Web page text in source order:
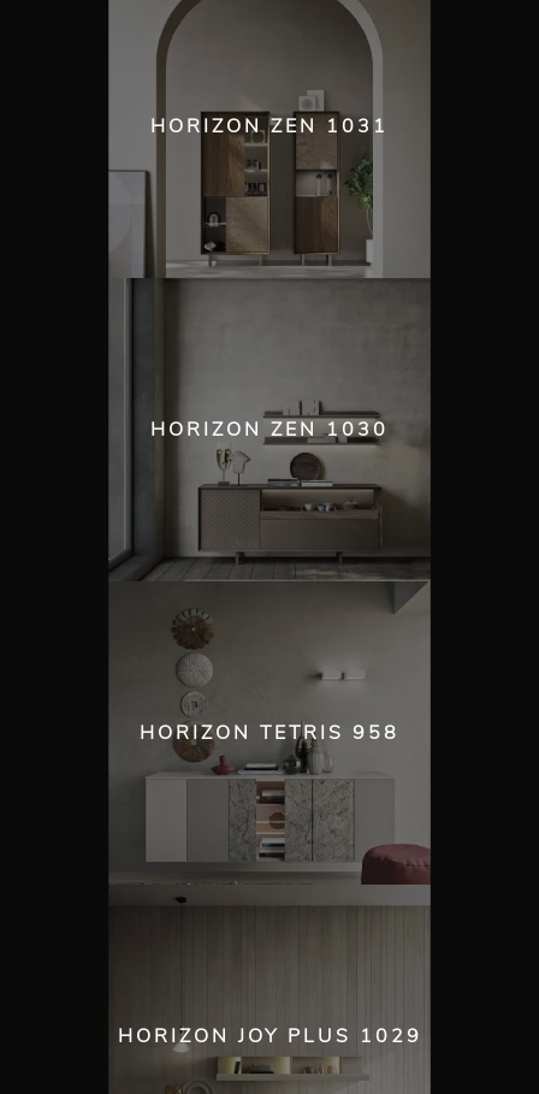
HORIZON ZEN 1031
HORIZON ZEN 1030
HORIZON TETRIS 958
HORIZON JOY PLUS 1029